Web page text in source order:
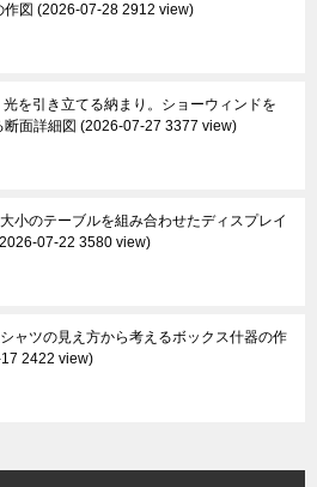
作図
2026-07-28 2912 view
光を引き立てる納まり。ショーウィンドを
面詳細図
2026-07-27 3377 view
大小のテーブルを組み合わせたディスプレイ
2026-07-22 3580 view
シャツの見え方から考えるボックス什器の作
2422 view